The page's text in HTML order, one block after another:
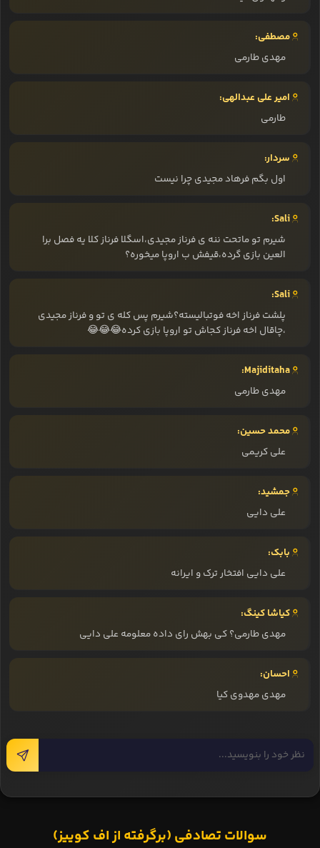
مصطفی:
مهدی طارمی
امیر علی عبدالهی:
طارمی
سردار:
اول بگم فرهاد مجیدی چرا نیست
Sali:
شیرم تو ماتحت ننه ی فرناز مجیدی،اسگلا فرناز کلا یه فصل برا
العین بازی گرده،قیفش ب اروپا میخوره؟
Sali:
پلشت فرناز اخه فوتبالیسته؟شیرم پس کله ی تو و فرناز مجیدی
،چاقال اخه فرناز کجاش تو اروپا بازی کرده😂😂😂
Majiditaha:
مهدی طارمی
محمد حسین:
علی کریمی
جمشید:
علی دایی
بابک:
علی دایی افتخار ترک و ایرانه
کیاشا کینگ:
مهدی طارمی؟ کی بهش رای داده معلومه علی دایی
احسان:
مهدی مهدوی کیا
سوالات تصادفی (برگرفته از اف کوییز)